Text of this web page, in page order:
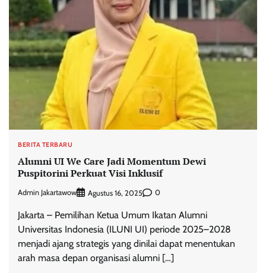
BERITA TERBARU
Alumni UI We Care Jadi Momentum Dewi
Puspitorini Perkuat Visi Inklusif
Admin Jakartawow Agustus 16, 2025 0
Jakarta – Pemilihan Ketua Umum Ikatan Alumni
Universitas Indonesia (ILUNI UI) periode 2025–2028
menjadi ajang strategis yang dinilai dapat menentukan
arah masa depan organisasi alumni […]